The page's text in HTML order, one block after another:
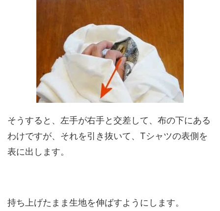
そうすると、左手が右手と交差して、布の下にある
わけですが、それを引き抜いて、Tシャツの表側を
表に出します。
持ち上げたまま生地を伸ばすようにします。